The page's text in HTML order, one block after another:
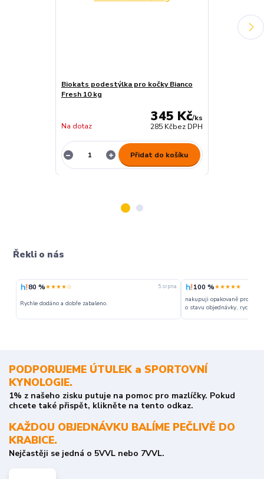
Biokats podestýlka pro kočky Bianco
Fresh 10 kg
345 Kč/ks
285 Kčbez DPH
Na dotaz
Přidat do košíku
Řekli o nás
80 %★★★★☆ 5. srpna
Rychle dodáno a dobře zabaleno.
100 %★★★★★
nakupuji opakovaně pro
o stavu objednávky, rychlost
PODPORUJEME ÚTULEK a SPORTOVNÍ
KYNOLOGIE.
1% z našeho zisku putuje na pomoc pro mazlíčky. Pokud
chcete také přispět, klikněte na tento odkaz.
KAŽDOU OBJEDNÁVKU BALÍME PEČLIVĚ DO
KRABICE.
Nejčastěji se jedná o 5VVL nebo 7VVL.